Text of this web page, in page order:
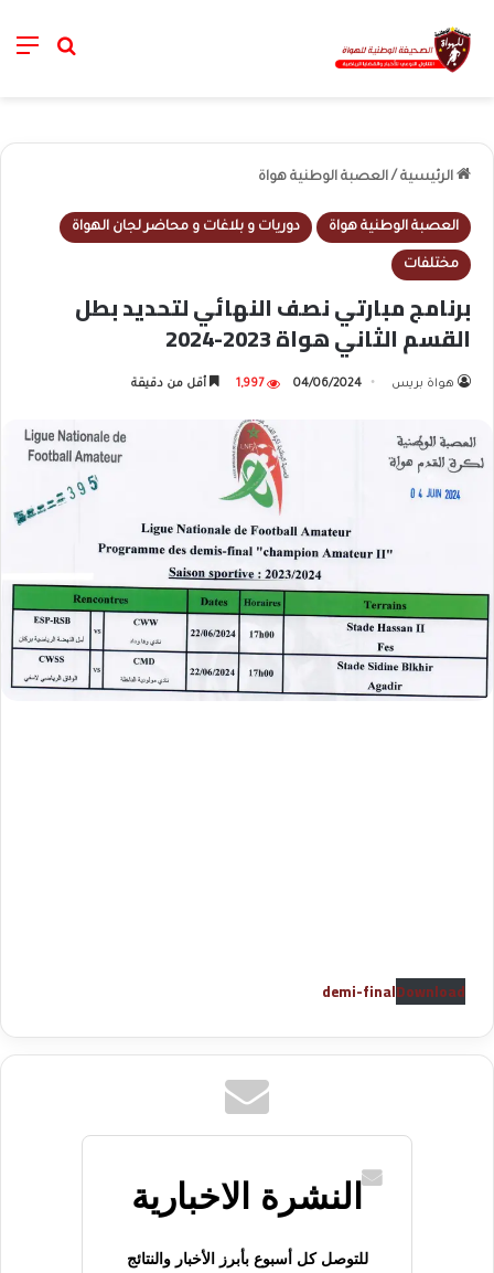
خانة
الرئيسية / العصبة الوطنية هواة
العصبة الوطنية هواة دوريات و بلاغات و محاضر لجان الهواة
مختلفات
برنامج مبارتي نصف النهائي لتحديد بطل
القسم الثاني هواة 2023-2024
هواة بريس 04/06/2024
1,997 أقل من دقيقة
demi-finalDownload
النشرة الاخبارية
للتوصل كل أسبوع بأبرز الأخبار والنتائج